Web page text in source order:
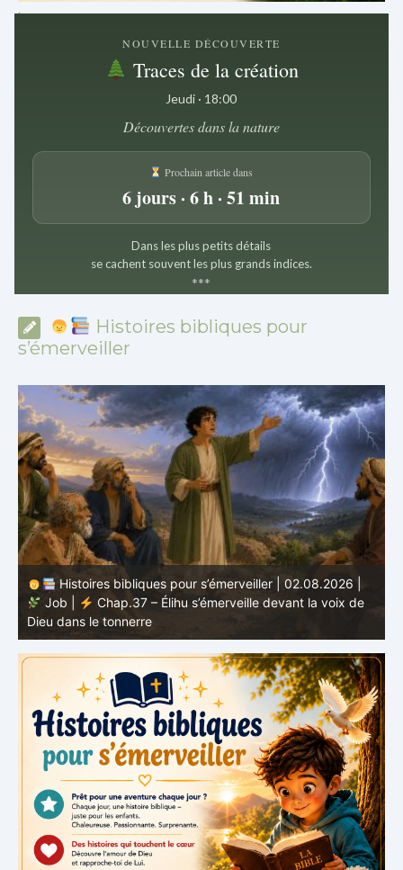
.
NOUVELLE DÉCOUVERTE
Traces de la création
Jeudi · 18:00
Découvertes dans la nature
Prochain article dans
6 jours · 6 h · 51 min
Dans les plus petits détails
se cachent souvent les plus grands indices.
***
Histoires bibliques pour
s’émerveiller
Histoires bibliques pour s’émerveiller | 02.08.2026 |
Job |
Chap.37 – Élihu s’émerveille devant la voix de
Dieu dans le tonnerre